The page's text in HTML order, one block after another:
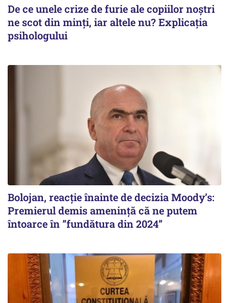
De ce unele crize de furie ale copiilor noștri
ne scot din minți, iar altele nu? Explicația
psihologului
Bolojan, reacție înainte de decizia Moody’s:
Premierul demis amenință că ne putem
întoarce în ”fundătura din 2024”